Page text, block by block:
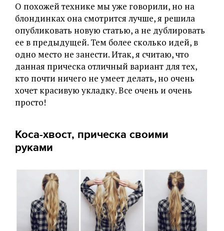
О похожей технике мы уже говорили, но на
блондинках она смотрится лучше, я решила
опубликовать новую статью, а не дублировать
ее в предыдущей. Тем более сколько идей, в
одно место не занести. Итак, я считаю, что
данная прическа отличный вариант для тех,
кто почти ничего не умеет делать, но очень
хочет красивую укладку. Все очень и очень
просто!
Коса-хвост, прическа своими
руками